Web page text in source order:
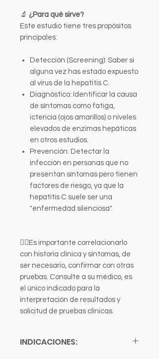
🔬 ¿Para qué sirve?
Este estudio tiene tres propósitos
principales:
Detección (Screening): Saber si
alguna vez has estado expuesto
al virus de la hepatitis C.
Diagnóstico: Identificar la causa
de síntomas como fatiga,
ictericia (ojos amarillos) o niveles
elevados de enzimas hepáticas
en otros estudios.
Prevención: Detectar la
infección en personas que no
presentan síntomas pero tienen
factores de riesgo, ya que la
hepatitis C suele ser una
"enfermedad silenciosa".
👩‍⚕️Es importante correlacionarlo
con historia clínica y síntomas, de
ser necesario, confirmar con otras
pruebas. Consulte a su médico, es
el único indicado para la
interpretación de resultados y
solicitud de pruebas clínicas.
INDICACIONES: